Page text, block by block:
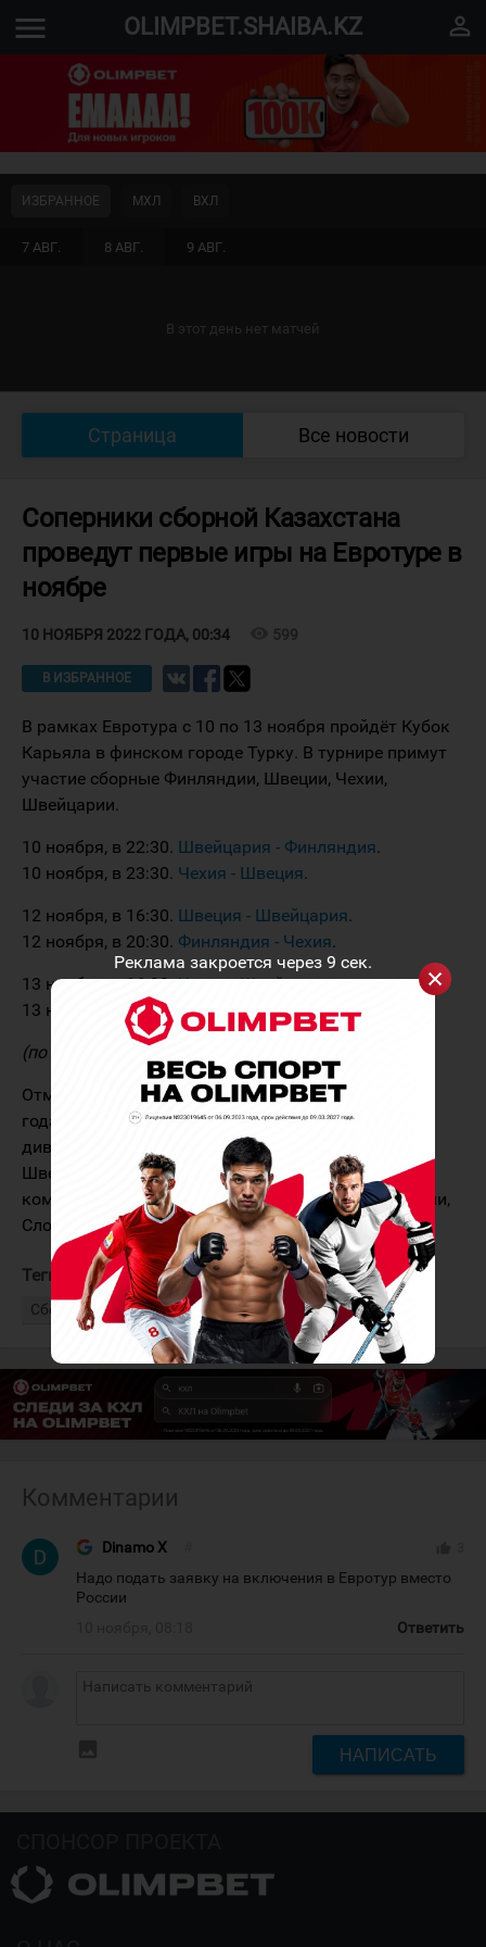
Реклама закроется через 9 сек.
menu OLIMPBET.SHAIBA.KZ perm_identity
7 АВГ. 8 АВГ. 9 АВГ.
ИЗБРАННОЕ МХЛ ВХЛ
В этот день нет матчей
Страница Все новости
Соперники сборной Казахстана
проведут первые игры на Евротуре в
ноябре
10 НОЯБРЯ 2022 ГОДА, 00:34 599
В ИЗБРАННОЕ
В рамках Евротура с 10 по 13 ноября пройдёт Кубок
Карьяла в финском городе Турку. В турнире примут
участие сборные Финляндии, Швеции, Чехии,
Швейцарии.
10 ноября, в 22:30. Швейцария - Финляндия
10 ноября, в 23:30. Чехия - Швеция
12 ноября, в 16:30. Швеция - Швейцария
12 ноября, в 20:30. Финляндия - Чехия
13 ноября, в 16:30.Чехия - Швейцария.
13 ноября, в 20:30. Финляндия - Швеция.
(по времени Астаны)
Отметим, сборная Казахстана с 12 по 28 мая 2023
года сыграет на чемпионате мира в элитном
дивизионе в Риге, где встретится с Чехией и
Швейцарией. Также в рамках группового этапа
команда сыграет против Канады, Латвии, Норвегии,
Словакии и Словении.
Теги: Сборная Чехии
Сборная Швейцарии
Сборная Казахстана
Комментарии
Dinamo X
Надо подать заявку на включения в Евротур вместо
России
Ответить
НАПИСАТЬ